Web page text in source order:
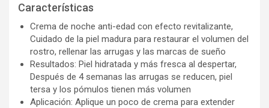
Características
Crema de noche anti-edad con efecto revitalizante,
Cuidado de la piel madura para restaurar el volumen del
rostro, rellenar las arrugas y las marcas de sueño
Resultados: Piel hidratada y más fresca al despertar,
Después de 4 semanas las arrugas se reducen, piel
tersa y los pómulos tienen más volumen
Aplicación: Aplique un poco de crema para extender